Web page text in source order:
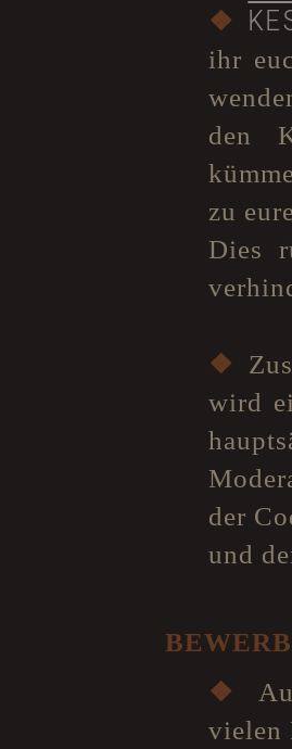
❖
ihr
den
zu
Dies
❖
wird
der
und
❖
vielen